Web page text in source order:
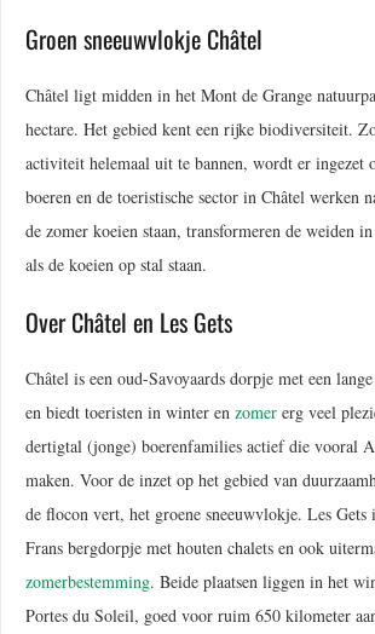
Groen sneeuwvlokje Châtel
Châtel ligt midden in het Mont de Grange
hectare. Het gebied kent een rijke biodiversiteit.
activiteit helemaal uit te bannen, wordt er ingezet
boeren en de toeristische sector in Châtel werken
de zomer koeien staan, transformeren de weiden
als de koeien op stal staan.
Over Châtel en Les Gets
Châtel is een oud-Savoyaards dorpje met een
en biedt toeristen in winter en zomer erg veel
dertigtal (jonge) boerenfamilies actief die vooral
maken. Voor de inzet op het gebied van
de flocon vert, het groene sneeuwvlokje. Les Gets
Frans bergdorpje met houten chalets en ook
zomerbestemming. Beide plaatsen liggen in het
Portes du Soleil, goed voor ruim 650 kilometer